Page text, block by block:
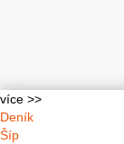
více >>
Deník
Šíp